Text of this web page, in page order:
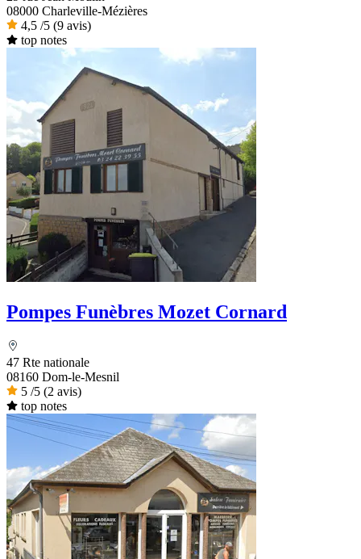
08000 Charleville-Mézières
4,5 /5 (9 avis)
top notes
Pompes Funèbres Mozet Cornard
47 Rte nationale
08160 Dom-le-Mesnil
5 /5 (2 avis)
top notes